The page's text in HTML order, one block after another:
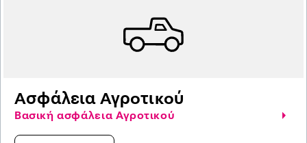
Ασφάλεια Αγροτικού
Βασική ασφάλεια Αγροτικού